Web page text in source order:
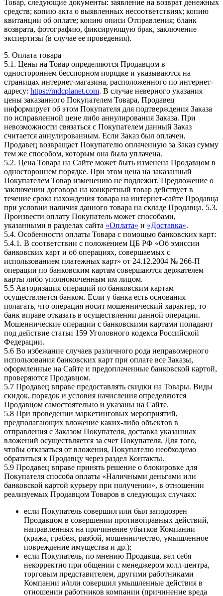
Товар, следующие документы: заявление на возврат денежных
средств; копию акта о выявленных несоответствиях; копию
квитанции об оплате; копию описи Отправления; бланк
возврата, фотографию, фиксирующую брак, заключение
экспертизы (в случае ее проведения).
5. Оплата товара
5.1. Цены на Товар определяются Продавцом в
одностороннем бесспорном порядке и указываются на
страницах интернет-магазина, расположенного по интернет-
адресу: https://mdcplanet.com. В случае неверного указания
цены заказанного Покупателем Товара, Продавец
информирует об этом Покупателя для подтверждения Заказа
по исправленной цене либо аннулирования Заказа. При
невозможности связаться с Покупателем данный Заказ
считается аннулированным. Если Заказ был оплачен,
Продавец возвращает Покупателю оплаченную за Заказ сумму
тем же способом, которым она была уплачена.
5.2. Цена Товара на Сайте может быть изменена Продавцом в
одностороннем порядке. При этом цена на заказанный
Покупателем Товар изменению не подлежит. Предложение о
заключении договора на конкретный товар действует в
течение срока нахождения товара на интернет-сайте Продавца
при условии наличия данного товара на складе Продавца. 5.3.
Произвести оплату Покупатель может способами,
указанными в разделах сайта «Оплата» и «Доставка».
5.4. Особенности оплаты Товара с помощью банковских карт:
5.4.1. В соответствии с положением ЦБ РФ «Об эмиссии
банковских карт и об операциях, совершаемых с
использованием платежных карт» от 24.12.2004 № 266-П
операции по банковским картам совершаются держателем
карты либо уполномоченным им лицом.
5.5 Авторизация операций по банковским картам
осуществляется банком. Если у банка есть основания
полагать, что операция носит мошеннический характер, то
банк вправе отказать в осуществлении данной операции.
Мошеннические операции с банковскими картами попадают
под действие статьи 159 Уголовного кодекса Российской
Федерации.
5.6 Во избежание случаев различного рода неправомерного
использования банковских карт при оплате все Заказы,
оформленные на Сайте и предоплаченные банковской картой,
проверяются Продавцом.
5.7 Продавец вправе предоставлять скидки на Товары. Виды
скидок, порядок и условия начисления определяются
Продавцом самостоятельно и указаны на Сайте.
5.8 При проведении маркетинговых мероприятий,
предполагающих вложение каких-либо объектов в
отправления с Заказом Покупателя, доставка указанных
вложений осуществляется за счет Покупателя. Для того,
чтобы отказаться от вложения, Покупателю необходимо
обратиться к Продавцу через раздел Контакты.
5.9 Продавец вправе принять решение о блокировке для
Покупателя способа оплаты «Наличными деньгами или
банковской картой курьеру при получении», в отношении
реализуемых Продавцом Товаров в следующих случаях:
если Покупатель совершил или был заподозрен
Продавцом в совершении противоправных действий,
направленных на причинение убытков Компании
(кража, грабеж, разбой, мошенничество, умышленное
повреждение имущества и др.);
если Покупатель, по мнению Продавца, вел себя
некорректно при общении с менеджером колл-центра,
торговым представителем, другими работниками
Компании и/или совершил умышленные действия в
отношении работников компании (причинение вреда